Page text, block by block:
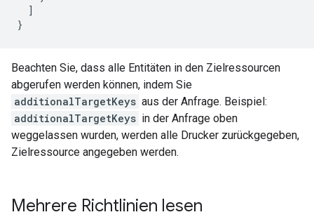
  ]
Beachten Sie, dass alle Entitäten in den Zielressourcen
abgerufen werden können, indem Sie
additionalTargetKeys aus der Anfrage. Beispiel:
additionalTargetKeys in der Anfrage oben
weggelassen wurden, werden alle Drucker zurückgegeben,
Zielressource angegeben werden.
Mehrere Richtlinien lesen